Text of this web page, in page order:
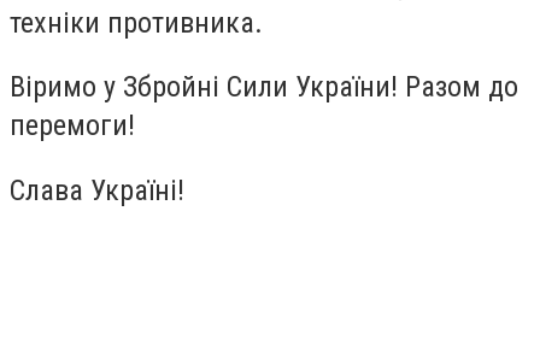
техніки противника.
Віримо у Збройні Сили України! Разом до
перемоги!
Слава Україні!